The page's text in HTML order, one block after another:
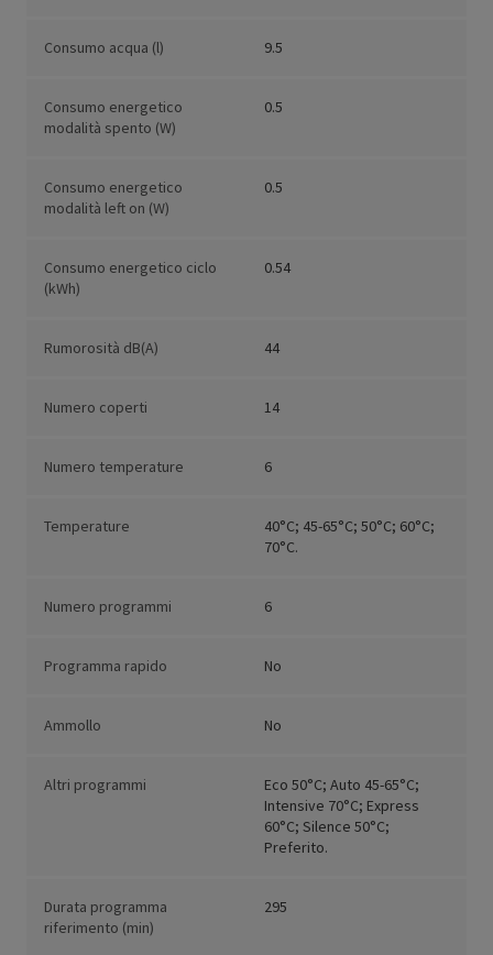
Consumo acqua (l) 9.5
Consumo energetico
modalità spento (W)
0.5
Consumo energetico
modalità left on (W)
0.5
Consumo energetico ciclo
(kWh)
0.54
Rumorosità dB(A) 44
Numero coperti 14
Numero temperature 6
Temperature
40°C; 45-65°C; 50°C; 60°C;
70°C.
Numero programmi 6
Programma rapido No
Ammollo No
Altri programmi
Eco 50°C; Auto 45-65°C;
Intensive 70°C; Express
60°C; Silence 50°C;
Preferito.
Durata programma
riferimento (min)
295